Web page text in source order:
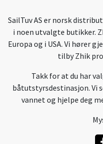
SailTuv AS er norsk
i noen utvalgte butikker.
Europa og i USA. Vi hører
tilby Zhik
Takk for at du har
båtutstyrsdestinasjon. Vi
vannet og hjelpe deg